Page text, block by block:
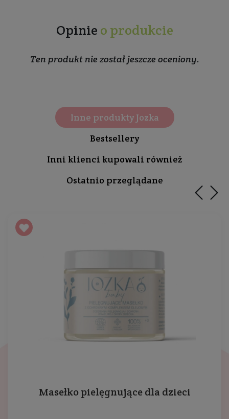
Opinie o produkcie
Ten produkt nie został jeszcze oceniony.
Inne produkty Jozka
Bestsellery
Inni klienci kupowali również
Ostatnio przeglądane
Masełko pielęgnujące dla dzieci